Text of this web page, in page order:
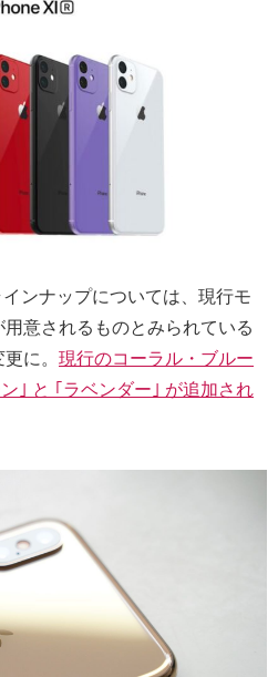
ンナップについては、現行モ
意されるものとみられている
に。 現行のコーラル・ブルー
｣ と ｢ラベンダー｣ が追加され